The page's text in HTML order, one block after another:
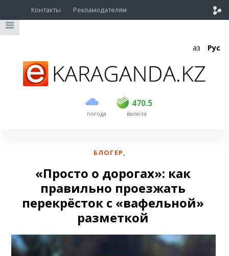
Контакты Рекламодателям
Қаз Рус
погода
470.5
USD 468.5 470.5
EUR валюта
БЛОГЕР,
«Просто о дорогах»: как
правильно проезжать
перекрёсток с «вафельной»
разметкой